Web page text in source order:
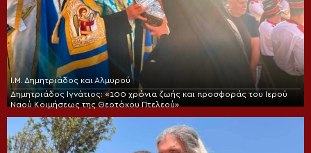
Ι.Μ. Δημητριάδος και Αλμυρού
Δημητριάδος Ιγνάτιος: «100 χρόνια ζωής και προσφοράς του Ιερού
Ναού Κοιμήσεως της Θεοτόκου Πτελεού»